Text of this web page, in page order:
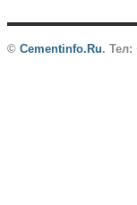
© Cementinfo.Ru. Тел: